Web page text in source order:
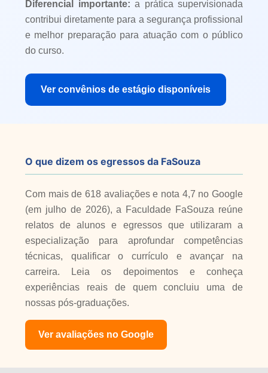
Diferencial importante: a prática supervisionada
contribui diretamente para a segurança profissional
e melhor preparação para atuação com o público
do curso.
Ver convênios de estágio disponíveis
O que dizem os egressos da FaSouza
Com mais de 618 avaliações e nota 4,7 no Google
(em julho de 2026), a Faculdade FaSouza reúne
relatos de alunos e egressos que utilizaram a
especialização para aprofundar competências
técnicas, qualificar o currículo e avançar na
carreira. Leia os depoimentos e conheça
experiências reais de quem concluiu uma de
nossas pós-graduações.
Ver avaliações no Google